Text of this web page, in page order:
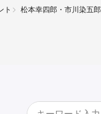
ト 松本幸四郎・市川染五